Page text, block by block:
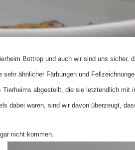
Bottrop und auch wir sind uns
sehr ähnlicher Färbungen und
Tierheims abgestellt, die sie letztendlich mit
dabei waren, sind wir davon überzeugt,
nicht kommen.